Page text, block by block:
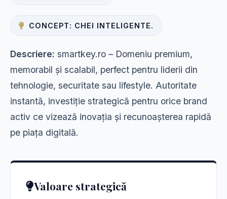
CONCEPT: CHEI INTELIGENTE.
Descriere: smartkey.ro – Domeniu premium,
memorabil și scalabil, perfect pentru liderii din
tehnologie, securitate sau lifestyle. Autoritate
instantă, investiție strategică pentru orice brand
activ ce vizează inovația și recunoașterea rapidă
pe piața digitală.
Valoare strategică